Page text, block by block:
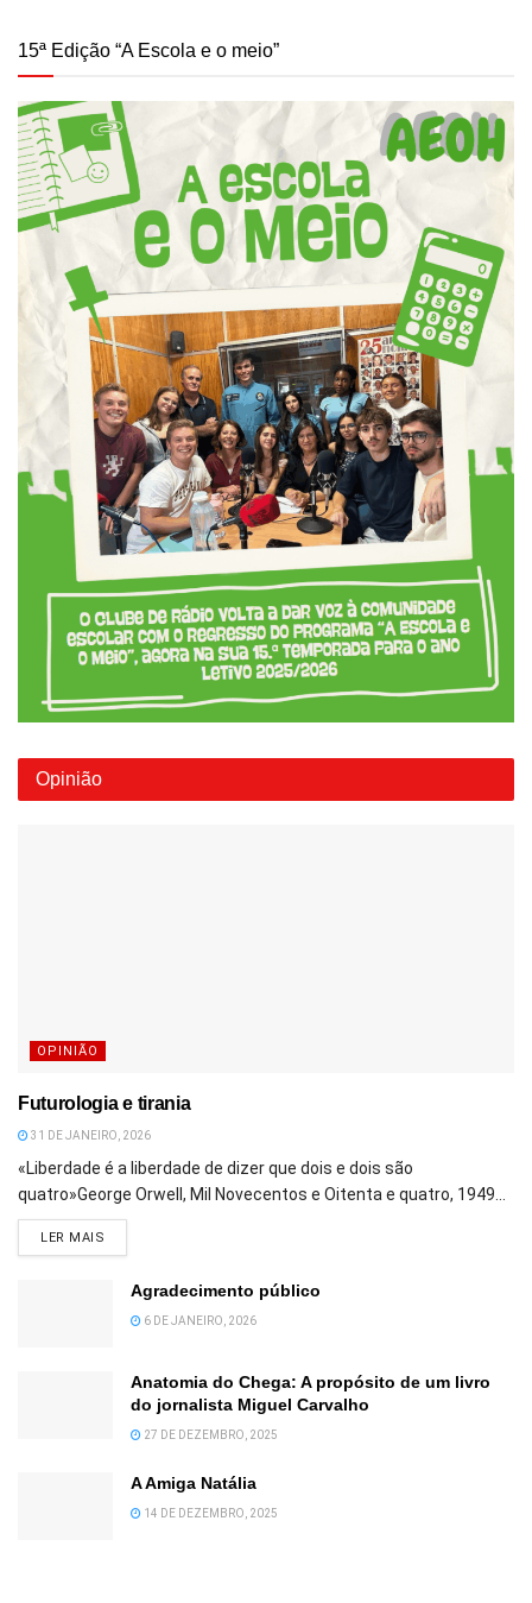
15ª Edição “A Escola e o meio”
Opinião
OPINIÃO
Futurologia e tirania
31 DE JANEIRO, 2026
«Liberdade é a liberdade de dizer que dois e dois são
quatro»George Orwell, Mil Novecentos e Oitenta e quatro, 1949...
LER MAIS
Agradecimento público
6 DE JANEIRO, 2026
Anatomia do Chega: A propósito de um livro
do jornalista Miguel Carvalho
27 DE DEZEMBRO, 2025
A Amiga Natália
14 DE DEZEMBRO, 2025